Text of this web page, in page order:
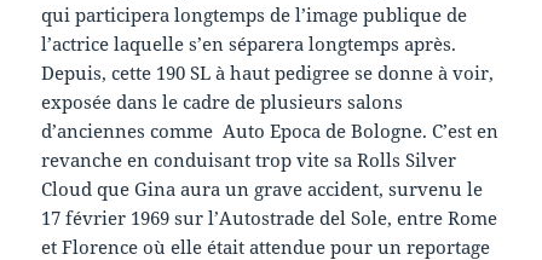
qui participera longtemps de l’image publique de
l’actrice laquelle s’en séparera longtemps après.
Depuis, cette 190 SL à haut pedigree se donne à voir,
exposée dans le cadre de plusieurs salons
d’anciennes comme Auto Epoca de Bologne. C’est en
revanche en conduisant trop vite sa Rolls Silver
Cloud que Gina aura un grave accident, survenu le
17 février 1969 sur l’Autostrade del Sole, entre Rome
et Florence où elle était attendue pour un reportage